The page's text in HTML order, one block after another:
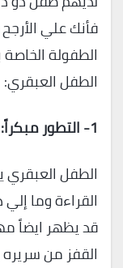
فأنك علي
الطفولة
الطفل العبقري:
1- التطور مبكراً:
الطفل العبقري
القراءة وما
قد يظهر ايضاً
القفز من